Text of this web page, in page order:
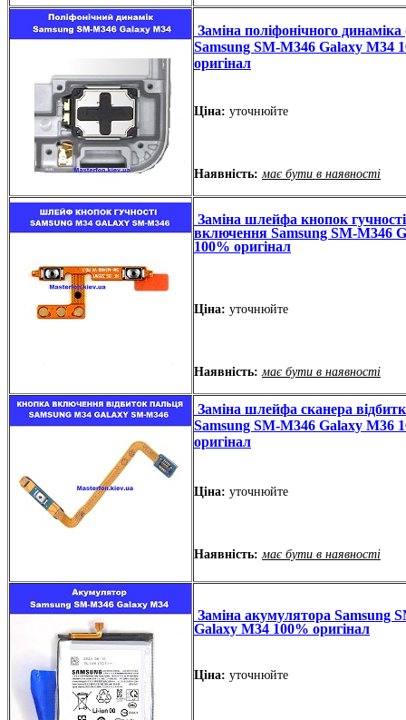
Заміна поліфонічного динаміка
Samsung SM-M346 Galaxy M34
оригінал
Ціна: уточнюйте
Наявність: має бути в наявності
Заміна шлейфа кнопок гучності
включення Samsung SM-M346
100% оригінал
Ціна: уточнюйте
Наявність: має бути в наявності
Заміна шлейфа сканера
Samsung SM-M346 Galaxy M36
оригінал
Ціна: уточнюйте
Наявність: має бути в наявності
Заміна акумулятора Samsung
Galaxy M34 100% оригінал
Ціна: уточнюйте